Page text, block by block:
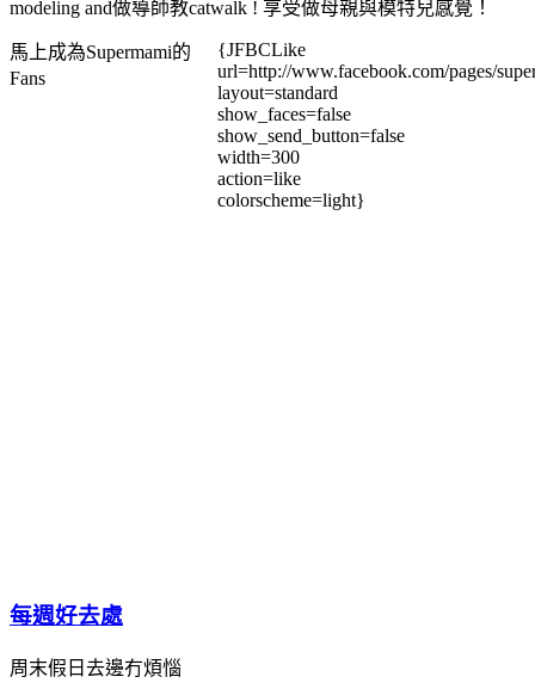
modeling and做導師教catwalk ! 享受做母親與模特兒感覺！
馬上成為Supermami的
Fans
{JFBCLike
url=http://www.facebook.com/pages/
layout=standard
show_faces=false
show_send_button=false
width=300
action=like
colorscheme=light}
每週好去處
周末假日去邊冇煩惱